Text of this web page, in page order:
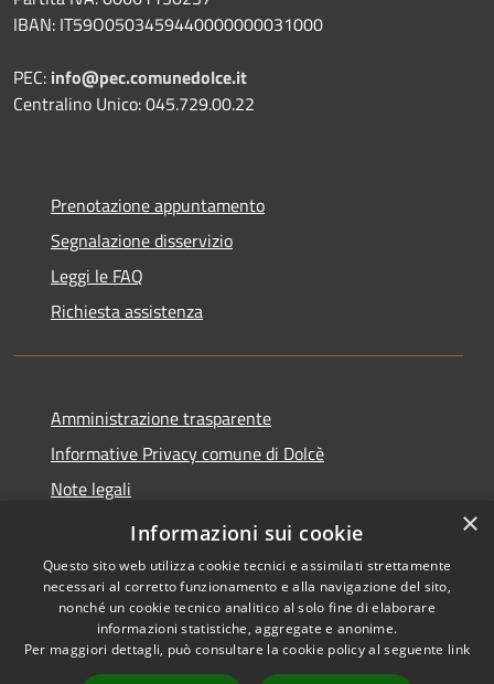
IBAN: IT59O0503459440000000031000
PEC: info@pec.comunedolce.it
Centralino Unico: 045.729.00.22
Prenotazione appuntamento
Segnalazione disservizio
Leggi le FAQ
Richiesta assistenza
Amministrazione trasparente
Informative Privacy comune di Dolcè
Note legali
Dichiarazione di accessibilità
Accessibilità
Copyright © 2026 • Comune di
Dolcè • Powered by
×
Informazioni sui cookie
Questo sito web utilizza cookie tecnici e assimilati strettamente
necessari al corretto funzionamento e alla navigazione del sito,
nonché un cookie tecnico analitico al solo fine di elaborare
informazioni statistiche, aggregate e anonime.
Per maggiori dettagli, può consultare la cookie policy al seguente link